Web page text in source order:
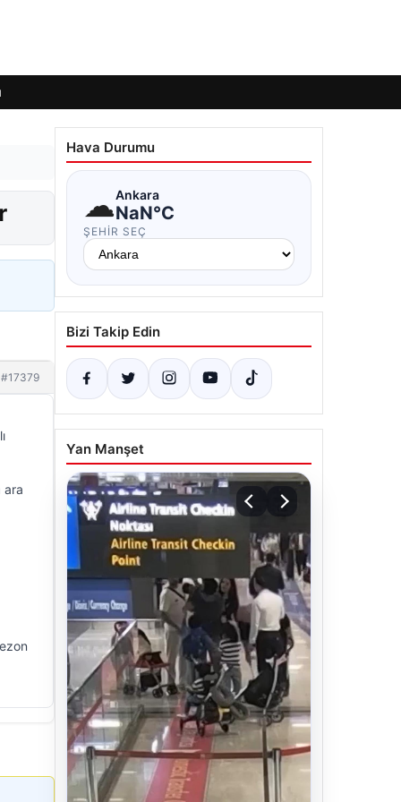
#17379
ara
Hava Durumu
☁Ankara
NaN°C
ŞEHIR SEÇ
Bizi Takip Edin
Yan Manşet